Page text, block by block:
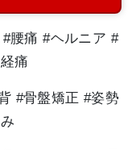
腰痛 #ヘルニア #
痛
#骨盤矯正 #姿勢